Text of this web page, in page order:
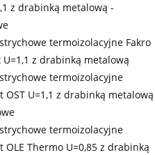
z drabinką metalową -
termoizolacyjne Fakro
U=1,1 z drabinką metalową
termoizolacyjne
OST U=1,1 z drabinką metalową
termoizolacyjne
OLE Thermo U=0,85 z drabinką